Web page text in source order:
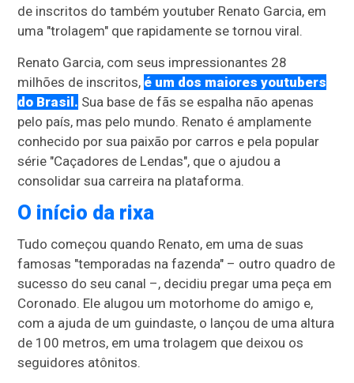
de inscritos do também youtuber Renato Garcia, em
uma "trolagem" que rapidamente se tornou viral.
Renato Garcia, com seus impressionantes 28
milhões de inscritos, é um dos maiores youtubers
do Brasil. Sua base de fãs se espalha não apenas
pelo país, mas pelo mundo. Renato é amplamente
conhecido por sua paixão por carros e pela popular
série "Caçadores de Lendas", que o ajudou a
consolidar sua carreira na plataforma.
O início da rixa
Tudo começou quando Renato, em uma de suas
famosas "temporadas na fazenda" – outro quadro de
sucesso do seu canal –, decidiu pregar uma peça em
Coronado. Ele alugou um motorhome do amigo e,
com a ajuda de um guindaste, o lançou de uma altura
de 100 metros, em uma trolagem que deixou os
seguidores atônitos.